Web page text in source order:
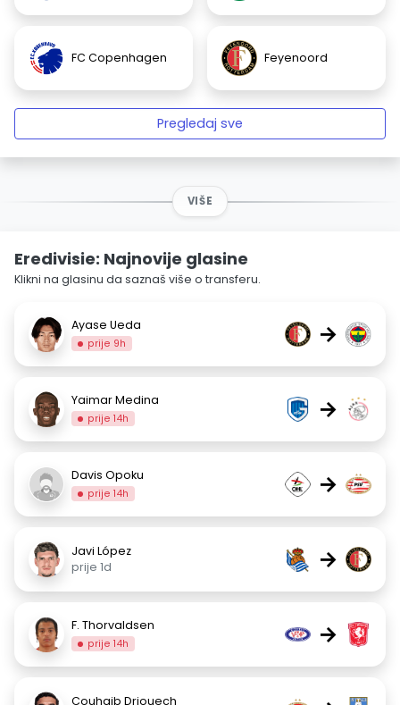
FC Copenhagen Feyenoord
Pregledaj sve
VIŠE
Eredivisie: Najnovije glasine
Klikni na glasinu da saznaš više o transferu.
Ayase Ueda
prije 9h →
Yaimar Medina
prije 14h →
Davis Opoku
prije 14h →
Javi López
prije 1d
→
F. Thorvaldsen
prije 14h →
Couhaib Driouech